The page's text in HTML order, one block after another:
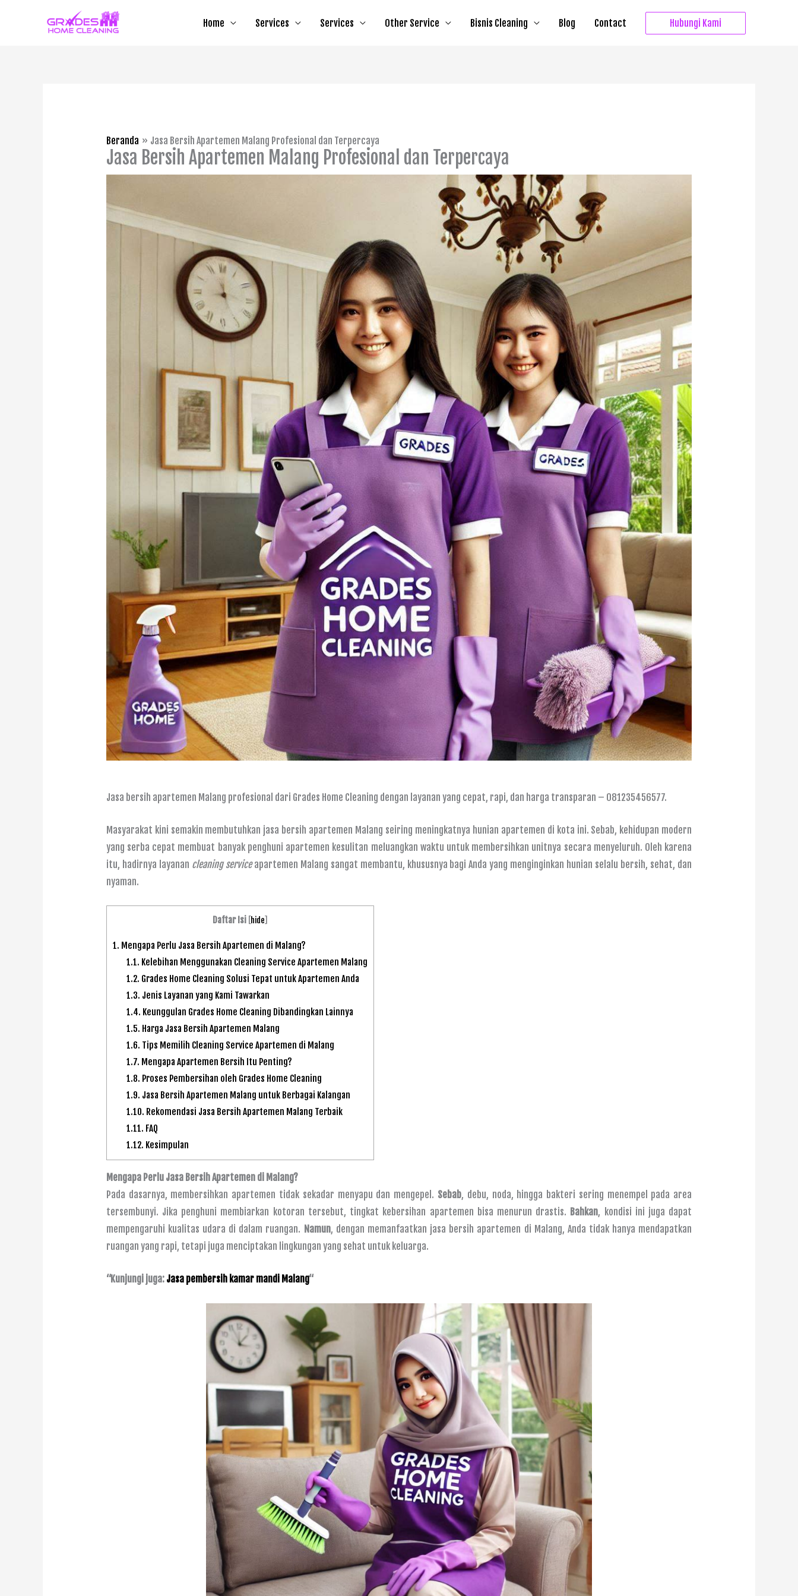
Home Services Services Other Service Bisnis Cleaning Blog Contact Hubungi Kami
Beranda Jasa Bersih Apartemen Malang Profesional dan Terpercaya
Jasa Bersih Apartemen Malang Profesional dan Terpercaya
Jasa bersih apartemen Malang profesional dari Grades Home Cleaning dengan layanan yang cepat, rapi, dan harga transparan – 081235456577.
Masyarakat kini semakin membutuhkan jasa bersih apartemen Malang seiring meningkatnya hunian apartemen di kota ini. Sebab, kehidupan modern
yang serba cepat membuat banyak penghuni apartemen kesulitan meluangkan waktu untuk membersihkan unitnya secara menyeluruh. Oleh karena
itu, hadirnya layanan cleaning serviceapartemen Malang sangat membantu, khususnya bagi Anda yang menginginkan hunian selalu bersih, sehat, dan
nyaman.
Daftar Isi [hide]
1. Mengapa Perlu Jasa Bersih Apartemen di Malang?
1.1. Kelebihan Menggunakan Cleaning Service Apartemen Malang
1.2. Grades Home Cleaning Solusi Tepat untuk Apartemen Anda
1.3. Jenis Layanan yang Kami Tawarkan
1.4. Keunggulan Grades Home Cleaning Dibandingkan Lainnya
1.5. Harga Jasa Bersih Apartemen Malang
1.6. Tips Memilih Cleaning Service Apartemen di Malang
1.7. Mengapa Apartemen Bersih Itu Penting?
1.8. Proses Pembersihan oleh Grades Home Cleaning
1.9. Jasa Bersih Apartemen Malang untuk Berbagai Kalangan
1.10. Rekomendasi Jasa Bersih Apartemen Malang Terbaik
1.11. FAQ
1.12. Kesimpulan
Mengapa Perlu Jasa Bersih Apartemen di Malang?
Pada dasarnya, membersihkan apartemen tidak sekadar menyapu dan mengepel. Sebab, debu, noda, hingga bakteri sering menempel pada area
tersembunyi. Jika penghuni membiarkan kotoran tersebut, tingkat kebersihan apartemen bisa menurun drastis. Bahkan, kondisi ini juga dapat
mempengaruhi kualitas udara di dalam ruangan. Namun, dengan memanfaatkan jasa bersih apartemen di Malang, Anda tidak hanya mendapatkan
ruangan yang rapi, tetapi juga menciptakan lingkungan yang sehat untuk keluarga.
“Kunjungi juga: Jasa pembersih kamar mandi Malang“